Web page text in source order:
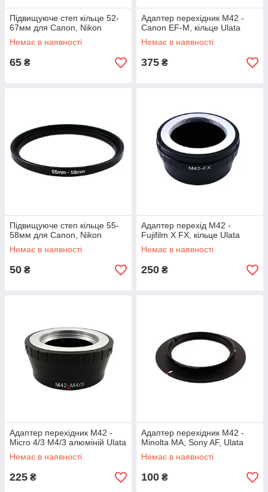
Підвищуюче степ кільце 52-
67мм для Canon, Nikon
Немає в наявності
65 ₴
Адаптер перехідник M42 -
Canon EF-M, кільце Ulata
Немає в наявності
375 ₴
Підвищуюче степ кільце 55-
58мм для Canon, Nikon
Немає в наявності
50 ₴
Адаптер перехід M42 -
Fujifilm X FX, кільце Ulata
Немає в наявності
250 ₴
Адаптер перехідник M42 -
Micro 4/3 M4/3 алюміній Ulata
Немає в наявності
225 ₴
Адаптер перехідник M42 -
Minolta MA, Sony AF, Ulata
Немає в наявності
100 ₴